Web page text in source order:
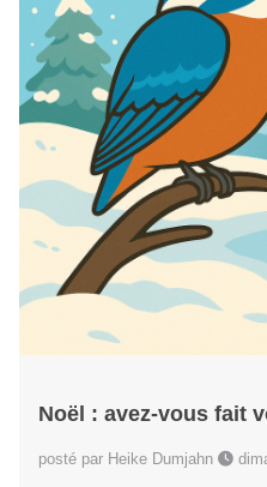
Noël : avez-vous fait
posté par Heike Dumjahn